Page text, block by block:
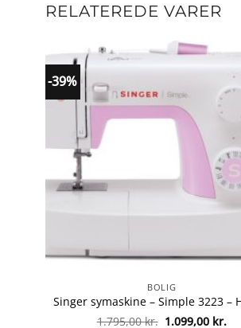
RELATEREDE VARER
-39%
BOLIG
1.795,00kr. Den
1.099,00 kr.Den